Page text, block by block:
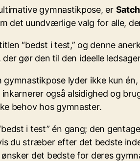
gymnastikpose, er
det uundværlige valg for alle,
“bedst i test,” og denne
gør den til den ideelle
lyder ikke kun
også alsidighed og
behov hos gymnaster.
i test” én gang; den
du stræber efter det bedste
det bedste for deres